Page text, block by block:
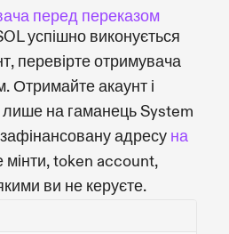
перед переказом
успішно виконується
перевірте отримувача
Отримайте акаунт і
на гаманець System
адресу на
мінти, token account,
ви не керуєте.